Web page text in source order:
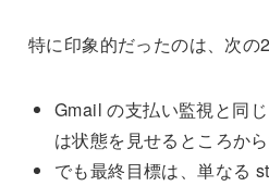
特に印象的だったのは、次の2
Gmail の支払い監視と同
は状態を見せるところか
でも最終目標は、単なる